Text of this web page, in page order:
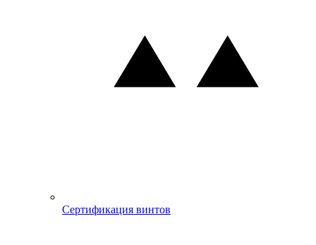
Сертификация винтов